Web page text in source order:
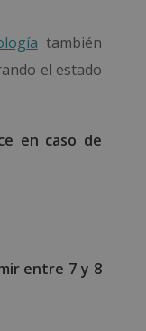
también
el estado
en caso de
entre 7 y 8